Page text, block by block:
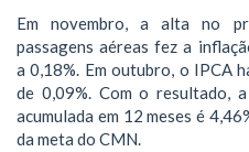
Em novembro, a alta no
passagens aéreas fez a
a 0,18%. Em outubro, o IPCA
de 0,09%. Com o resultado,
acumulada em 12 meses é
da meta do CMN.